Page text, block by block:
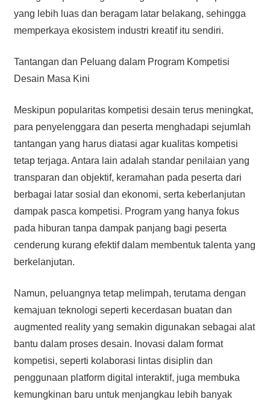
yang lebih luas dan beragam latar belakang, sehingga
memperkaya ekosistem industri kreatif itu sendiri.
Tantangan dan Peluang dalam Program Kompetisi
Desain Masa Kini
Meskipun popularitas kompetisi desain terus meningkat,
para penyelenggara dan peserta menghadapi sejumlah
tantangan yang harus diatasi agar kualitas kompetisi
tetap terjaga. Antara lain adalah standar penilaian yang
transparan dan objektif, keramahan pada peserta dari
berbagai latar sosial dan ekonomi, serta keberlanjutan
dampak pasca kompetisi. Program yang hanya fokus
pada hiburan tanpa dampak panjang bagi peserta
cenderung kurang efektif dalam membentuk talenta yang
berkelanjutan.
Namun, peluangnya tetap melimpah, terutama dengan
kemajuan teknologi seperti kecerdasan buatan dan
augmented reality yang semakin digunakan sebagai alat
bantu dalam proses desain. Inovasi dalam format
kompetisi, seperti kolaborasi lintas disiplin dan
penggunaan platform digital interaktif, juga membuka
kemungkinan baru untuk menjangkau lebih banyak